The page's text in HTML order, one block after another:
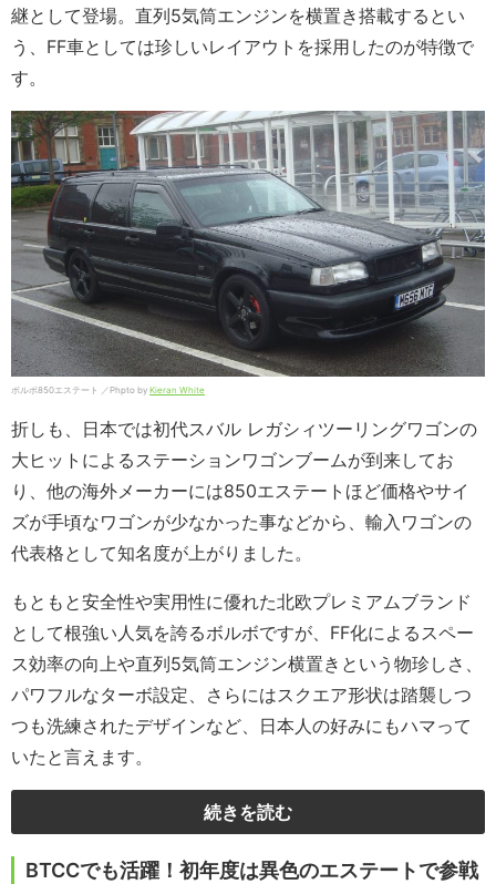
継として登場。直列5気筒エンジンを横置き搭載するとい
う、FF車としては珍しいレイアウトを採用したのが特徴で
す。
ボルボ850エステート ／Phpto by Kieran White
折しも、日本では初代スバル レガシィツーリングワゴンの
大ヒットによるステーションワゴンブームが到来してお
り、他の海外メーカーには850エステートほど価格やサイ
ズが手頃なワゴンが少なかった事などから、輸入ワゴンの
代表格として知名度が上がりました。
もともと安全性や実用性に優れた北欧プレミアムブランド
として根強い人気を誇るボルボですが、FF化によるスペー
ス効率の向上や直列5気筒エンジン横置きという物珍しさ、
パワフルなターボ設定、さらにはスクエア形状は踏襲しつ
つも洗練されたデザインなど、日本人の好みにもハマって
いたと言えます。
続きを読む
BTCCでも活躍！初年度は異色のエステートで参戦